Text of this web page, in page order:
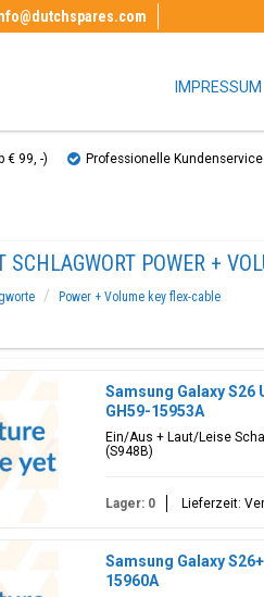
IMPRESSUM
€ 99, ​​-) Professionelle Kundenservice
SCHLAGWORT POWER +
Power + Volume key flex-cable
Samsung Galaxy S26
GH59-15953A
Ein/Aus + Laut/Leise
(S948B)
Lager: 0 Lieferzeit:
Samsung Galaxy
15960A